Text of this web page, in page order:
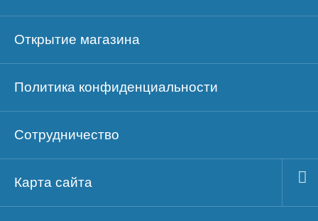
Открытие магазина
Политика конфиденциальности
Сотрудничество
Карта сайта